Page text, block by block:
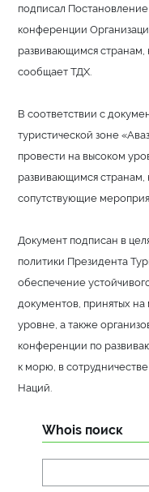
подписал
конференции
развивающимся
сообщает ТДХ.
В соответствии с
туристической зоне
провести на высоком
развивающимся
сопутствующие
Документ подписан в
политики Президента
обеспечение
документов, принятых
уровне, а также
конференции по
к морю, в
Наций.
Whois поиск